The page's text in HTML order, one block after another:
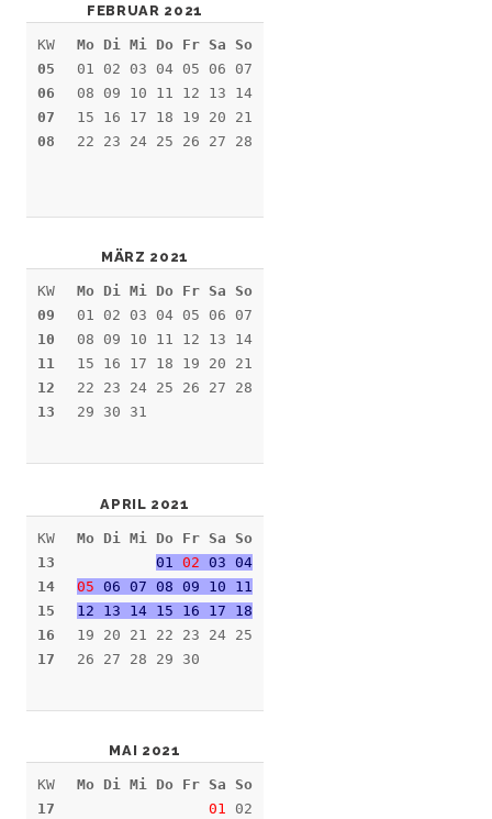
FEBRUAR 2021
KW
05
06
07
08
Mo Di Mi Do Fr Sa So
01 02 03 04 05 06 07
08 09 10 11 12 13 14
15 16 17 18 19 20 21
22 23 24 25 26 27 28
MÄRZ 2021
KW
09
10
11
12
13
Mo Di Mi Do Fr Sa So
01 02 03 04 05 06 07
08 09 10 11 12 13 14
15 16 17 18 19 20 21
22 23 24 25 26 27 28
29 30 31
APRIL 2021
KW
13
14
15
16
17
Mo Di Mi Do Fr Sa So
01 02 03 04
05 06 07 08 09 10 11
12 13 14 15 16 17 18
19 20 21 22 23 24 25
26 27 28 29 30
MAI 2021
KW
17
Mo Di Mi Do Fr Sa So
01 02